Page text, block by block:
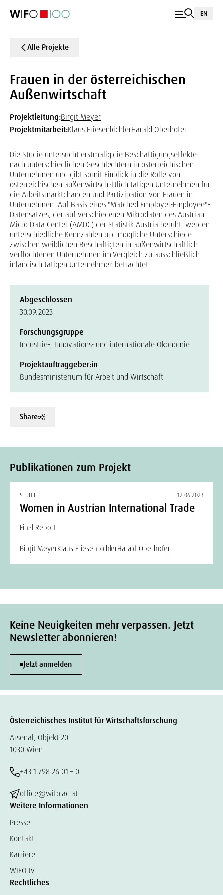
EN
Alle Projekte
Frauen in der österreichischen
Außenwirtschaft
Projektleitung:Birgit Meyer
Projektmitarbeit:Klaus FriesenbichlerHarald Oberhofer
Die Studie untersucht erstmalig die Beschäftigungseffekte
nach unterschiedlichen Geschlechtern in österreichischen
Unternehmen und gibt somit Einblick in die Rolle von
österreichischen außenwirtschaftlich tätigen Unternehmen für
die Arbeitsmarktchancen und Partizipation von Frauen in
Unternehmen. Auf Basis eines "Matched Employer-Employee"-
Datensatzes, der auf verschiedenen Mikrodaten des Austrian
Micro Data Center (AMDC) der Statistik Austria beruht, werden
unterschiedliche Kennzahlen und mögliche Unterschiede
zwischen weiblichen Beschäftigten in außenwirtschaftlich
verflochtenen Unternehmen im Vergleich zu ausschließlich
inländisch tätigen Unternehmen betrachtet.
Abgeschlossen
30.09.2023
Forschungsgruppe
Industrie-, Innovations- und internationale Ökonomie
Projektauftraggeber:in
Bundesministerium für Arbeit und Wirtschaft
Share
Publikationen zum Projekt
STUDIE 12.06.2023
Women in Austrian International Trade
Final Report
Birgit MeyerKlaus FriesenbichlerHarald Oberhofer
Keine Neuigkeiten mehr verpassen. Jetzt
Newsletter abonnieren!
Jetzt anmelden
Österreichisches Institut für Wirtschaftsforschung
Arsenal, Objekt 20
1030 Wien
+43 1 798 26 01 – 0
office@wifo.ac.at
Weitere Informationen
Presse
Kontakt
Karriere
WIFO.tv
Rechtliches